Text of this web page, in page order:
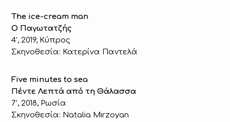
The ice-cream man
Ο Παγωτατζής
4’, 2019, Κύπρος
Σκηνοθεσία: Κατερίνα Παντελά
Five minutes to sea
Πέντε Λεπτά από τη Θάλασσα
7’, 2018, Ρωσία
Σκηνοθεσία: Natalia Mirzoyan